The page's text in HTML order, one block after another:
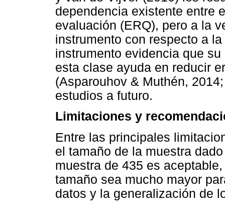
dependencia existente entre
evaluación (ERQ), pero a la
instrumento con respecto a
instrumento evidencia que
esta clase ayuda en reducir
(Asparouhov & Muthén,
estudios a futuro.
Limitaciones y
Entre las principales
el tamaño de la muestra
muestra de 435 es
tamaño sea mucho mayor
datos y la generalización de